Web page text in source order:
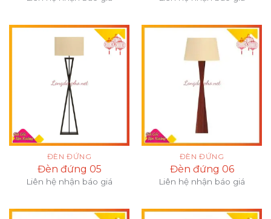
ĐÈN ĐỨNG
Đèn đứng 05
Liên hệ nhận báo giá
ĐÈN ĐỨNG
Đèn đứng 06
Liên hệ nhận báo giá